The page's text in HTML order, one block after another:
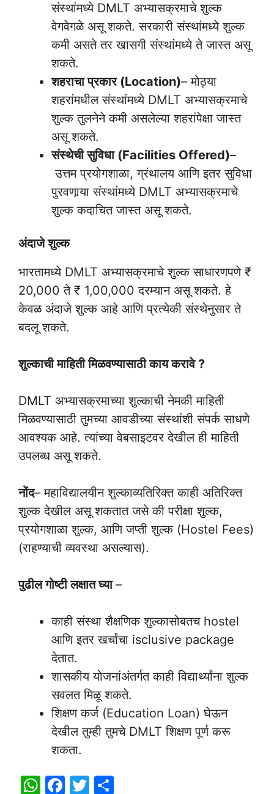
संस्थांमध्ये DMLT अभ्यासक्रमाचे शुल्क
वेगवेगळे असू शकते. सरकारी संस्थांमध्ये शुल्क
कमी असते तर खासगी संस्थांमध्ये ते जास्त असू
शकते.
शहराचा प्रकार (Location)– मोठ्या
शहरांमधील संस्थांमध्ये DMLT अभ्यासक्रमाचे
शुल्क तुलनेने कमी असलेल्या शहरांपेक्षा जास्त
असू शकते.
संस्थेची सुविधा (Facilities Offered)–
उत्तम प्रयोगशाळा, ग्रंथालय आणि इतर सुविधा
पुरवणार्‍या संस्थांमध्ये DMLT अभ्यासक्रमाचे
शुल्क कदाचित जास्त असू शकते.
अंदाजे शुल्क
भारतामध्ये DMLT अभ्यासक्रमाचे शुल्क साधारणपणे ₹
20,000 ते ₹ 1,00,000 दरम्यान असू शकते. हे
केवळ अंदाजे शुल्क आहे आणि प्रत्येकी संस्थेनुसार ते
बदलू शकते.
शुल्काची माहिती मिळवण्यासाठी काय करावे ?
DMLT अभ्यासक्रमाच्या शुल्काची नेमकी माहिती
मिळवण्यासाठी तुमच्या आवडीच्या संस्थांशी संपर्क साधणे
आवश्यक आहे. त्यांच्या वेबसाइटवर देखील ही माहिती
उपलब्ध असू शकते.
नोंद– महाविद्यालयीन शुल्काव्यतिरिक्त काही अतिरिक्त
शुल्क देखील असू शकतात जसे की परीक्षा शुल्क,
प्रयोगशाळा शुल्क, आणि जप्ती शुल्क (Hostel Fees)
(राहण्याची व्यवस्था असल्यास).
पुढील गोष्टी लक्षात घ्या–
काही संस्था शैक्षणिक शुल्कासोबतच hostel
आणि इतर खर्चांचा isclusive package
देतात.
शासकीय योजनांअंतर्गत काही विद्यार्थ्यांना शुल्क
सवलत मिळू शकते.
शिक्षण कर्ज (Education Loan) घेऊन
देखील तुम्ही तुमचे DMLT शिक्षण पूर्ण करू
शकता.
W F
T